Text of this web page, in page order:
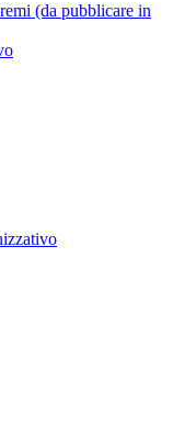
(da pubblicare in